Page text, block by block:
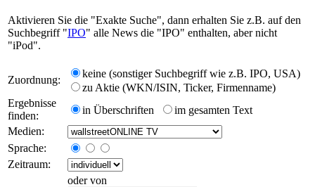
Aktivieren Sie die "Exakte Suche", dann erhalten Sie z.B. auf den
Suchbegriff "IPO" alle News die "IPO" enthalten, aber nicht
"iPod".
Zuordnung:
keine (sonstiger Suchbegriff wie z.B. IPO, USA)
zu Aktie (WKN/ISIN, Ticker, Firmenname)
Ergebnisse
finden:
in Überschriften
im gesamten Text
Medien:
Sprache:
Zeitraum:
oder von